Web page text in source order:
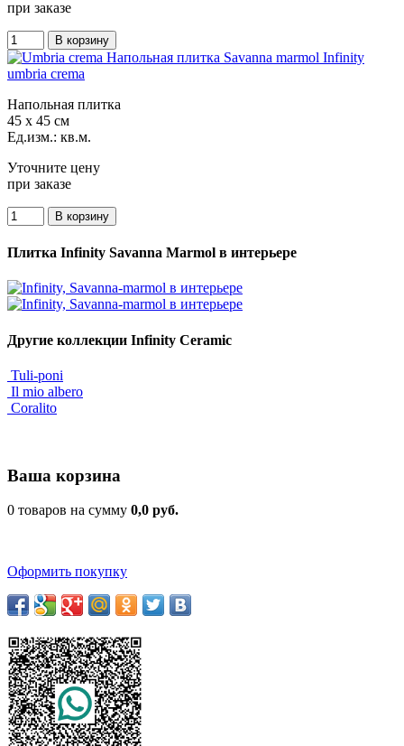
при заказе
umbria crema
Напольная плитка
45 x 45 см
Ед.изм.: кв.м.
Уточните цену
при заказе
Плитка Infinity Savanna Marmol в интерьере
Другие коллекции Infinity Ceramic
Tuli-poni
Il mio albero
Coralito
Ваша корзина
0 товаров на сумму 0,0 руб.
Оформить покупку